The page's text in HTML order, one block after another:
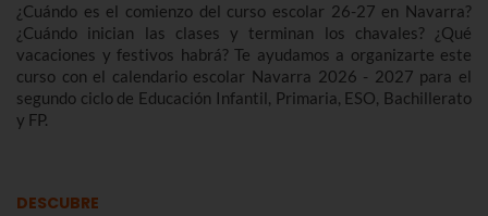
¿Cuándo es el comienzo del curso escolar 26-27 en Navarra?
¿Cuándo inician las clases y terminan los chavales? ¿Qué
vacaciones y festivos habrá? Te ayudamos a organizarte este
curso con el calendario escolar Navarra 2026 - 2027 para el
segundo ciclo de Educación Infantil, Primaria, ESO, Bachillerato
y FP.
DESCUBRE